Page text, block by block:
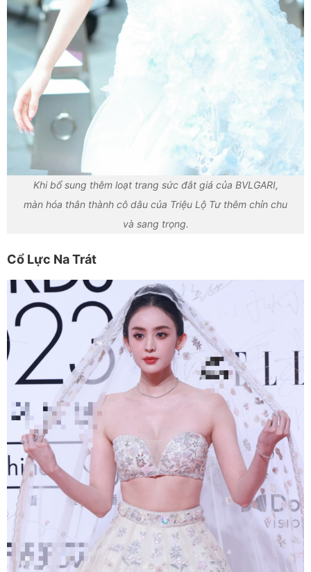
Khi bổ sung thêm loạt trang sức đắt giá của BVLGARI,
màn hóa thân thành cô dâu của Triệu Lộ Tư thêm chỉn chu
và sang trọng.
Cổ Lực Na Trát